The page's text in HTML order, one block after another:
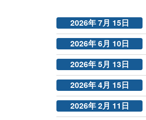
2026年 7月 15日
2026年 6月 10日
2026年 5月 13日
2026年 4月 15日
2026年 2月 11日